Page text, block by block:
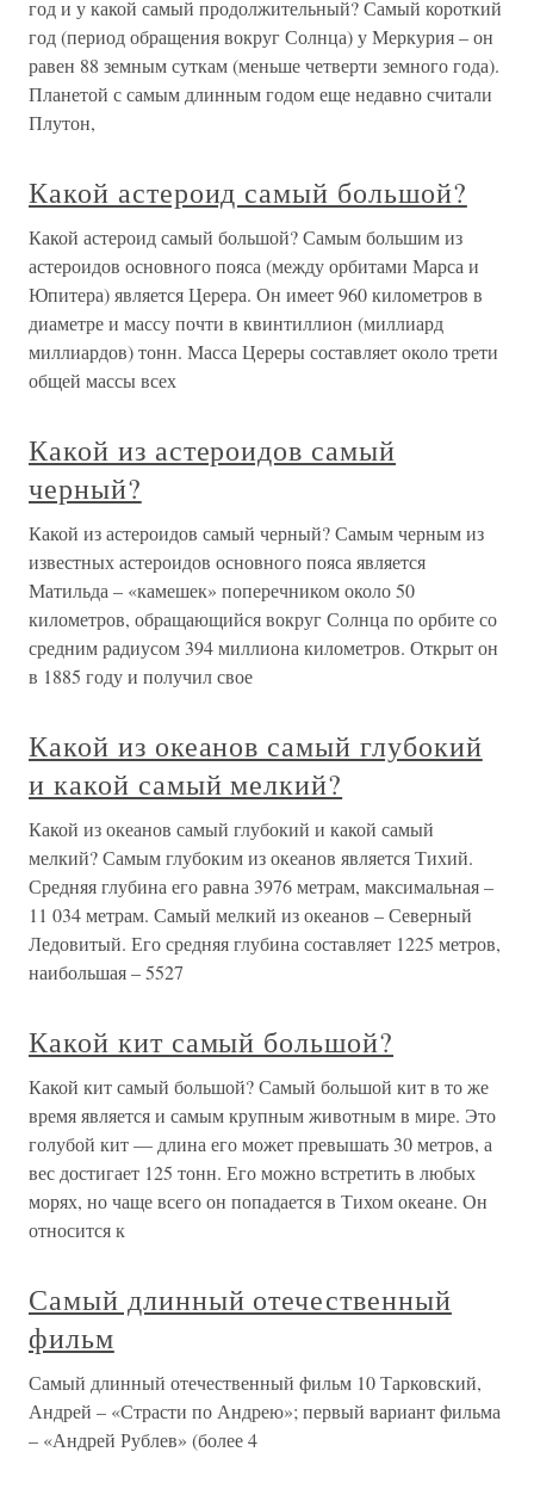
год и у какой самый продолжительный? Самый короткий
год (период обращения вокруг Солнца) у Меркурия – он
равен 88 земным суткам (меньше четверти земного года).
Планетой с самым длинным годом еще недавно считали
Плутон,
Какой астероид самый большой?
Какой астероид самый большой? Самым большим из
астероидов основного пояса (между орбитами Марса и
Юпитера) является Церера. Он имеет 960 километров в
диаметре и массу почти в квинтиллион (миллиард
миллиардов) тонн. Масса Цереры составляет около трети
общей массы всех
Какой из астероидов самый
черный?
Какой из астероидов самый черный? Самым черным из
известных астероидов основного пояса является
Матильда – «камешек» поперечником около 50
километров, обращающийся вокруг Солнца по орбите со
средним радиусом 394 миллиона километров. Открыт он
в 1885 году и получил свое
Какой из океанов самый глубокий
и какой самый мелкий?
Какой из океанов самый глубокий и какой самый
мелкий? Самым глубоким из океанов является Тихий.
Средняя глубина его равна 3976 метрам, максимальная –
11 034 метрам. Самый мелкий из океанов – Северный
Ледовитый. Его средняя глубина составляет 1225 метров,
наибольшая – 5527
Какой кит самый большой?
Какой кит самый большой? Самый большой кит в то же
время является и самым крупным животным в мире. Это
голубой кит — длина его может превышать 30 метров, а
вес достигает 125 тонн. Его можно встретить в любых
морях, но чаще всего он попадается в Тихом океане. Он
относится к
Самый длинный отечественный
фильм
Самый длинный отечественный фильм 10 Тарковский,
Андрей – «Страсти по Андрею»; первый вариант фильма
– «Андрей Рублев» (более 4